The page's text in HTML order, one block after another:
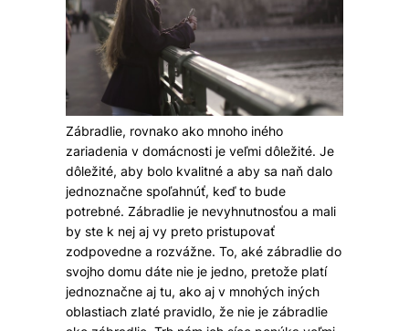
Zábradlie, rovnako ako mnoho iného
zariadenia v domácnosti je veľmi dôležité. Je
dôležité, aby bolo kvalitné a aby sa naň dalo
jednoznačne spoľahnúť, keď to bude
potrebné. Zábradlie je nevyhnutnosťou a mali
by ste k nej aj vy preto pristupovať
zodpovedne a rozvážne. To, aké zábradlie do
svojho domu dáte nie je jedno, pretože platí
jednoznačne aj tu, ako aj v mnohých iných
oblastiach zlaté pravidlo, že nie je zábradlie